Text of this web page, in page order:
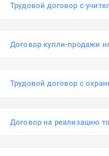
Трудовой договор с
Договор купли-продажи
Трудовой договор с
Договор на реализацию